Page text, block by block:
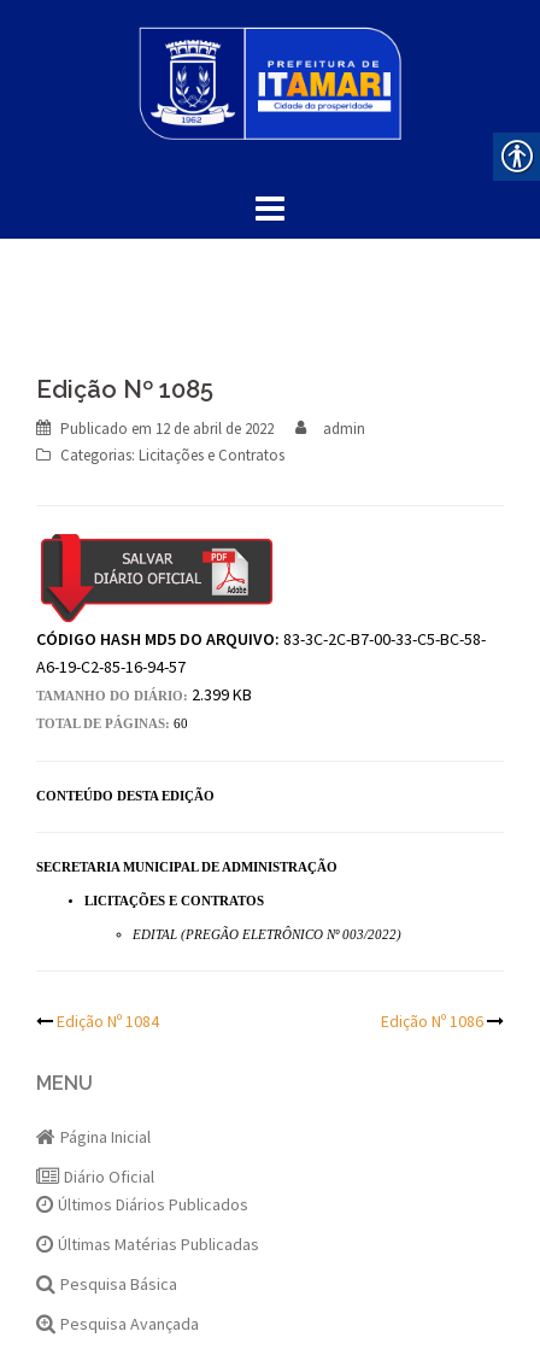
Edição Nº 1085
Publicado em 12 de abril de 2022
admin
Categorias: Licitações e Contratos
CÓDIGO HASH MD5 DO ARQUIVO: 83-3C-2C-B7-00-33-C5-BC-58-
A6-19-C2-85-16-94-57
TAMANHO DO DIÁRIO: 2.399 KB
TOTAL DE PÁGINAS: 60
CONTEÚDO DESTA EDIÇÃO
SECRETARIA MUNICIPAL DE ADMINISTRAÇÃO
LICITAÇÕES E CONTRATOS
EDITAL (PREGÃO ELETRÔNICO Nº 003/2022)
Post
navigation
Edição Nº 1084 Edição Nº 1086
MENU
Página Inicial
Diário Oficial
Últimos Diários Publicados
Últimas Matérias Publicadas
Pesquisa Básica
Pesquisa Avançada